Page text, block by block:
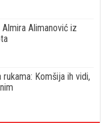
Alimanović iz
Komšija ih vidi,